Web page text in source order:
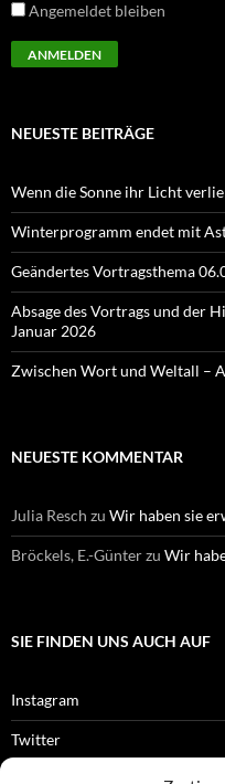
Angemeldet bleiben
NEUESTE BEITRÄGE
Wenn die Sonne ihr Licht
Winterprogramm endet mit
Geändertes Vortragsthema
Absage des Vortrags und der
Januar 2026
Zwischen Wort und Weltall –
NEUESTE KOMMENTAR
Julia Resch zu Wir haben sie
Bröckels, E.-Günterzu Wir
SIE FINDEN UNS AUCH AUF
Instagram
Twitter